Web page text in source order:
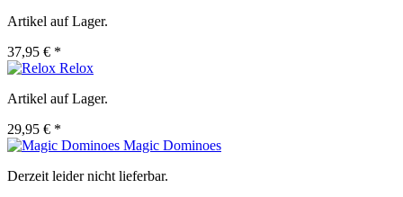
Artikel auf Lager.
37,95 € *
Relox
Artikel auf Lager.
29,95 € *
Magic Dominoes
Derzeit leider nicht lieferbar.